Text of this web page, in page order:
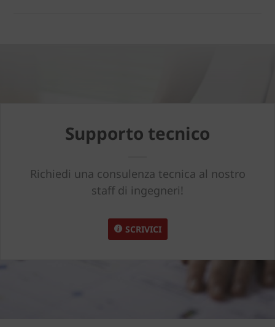
Supporto tecnico
Richiedi una consulenza tecnica al nostro
staff di ingegneri!
SCRIVICI